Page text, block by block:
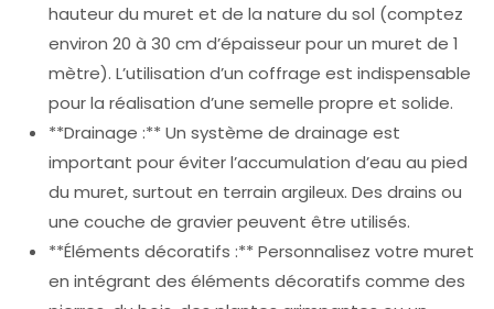
hauteur du muret et de la nature du sol (comptez
environ 20 à 30 cm d’épaisseur pour un muret de 1
mètre). L’utilisation d’un coffrage est indispensable
pour la réalisation d’une semelle propre et solide.
**Drainage :** Un système de drainage est
important pour éviter l’accumulation d’eau au pied
du muret, surtout en terrain argileux. Des drains ou
une couche de gravier peuvent être utilisés.
**Éléments décoratifs :** Personnalisez votre muret
en intégrant des éléments décoratifs comme des